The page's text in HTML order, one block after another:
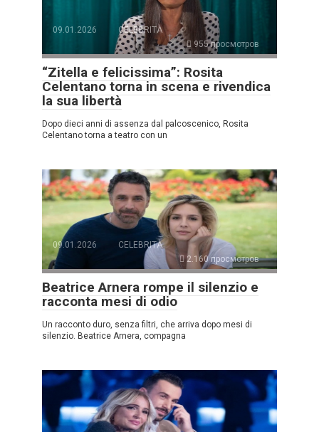
09.01.2026
CELEBRITÀ
955 просмотров
“Zitella e felicissima”: Rosita
Celentano torna in scena e rivendica
la sua libertà
Dopo dieci anni di assenza dal palcoscenico, Rosita
Celentano torna a teatro con un
09.01.2026
CELEBRITÀ
2.160 просмотров
Beatrice Arnera rompe il silenzio e
racconta mesi di odio
Un racconto duro, senza filtri, che arriva dopo mesi di
silenzio. Beatrice Arnera, compagna